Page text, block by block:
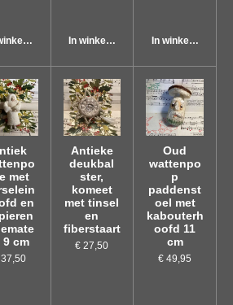
In winkelwagen In winkelwagen
met
en
9 cm
Antieke
deukbal
ster,
komeet
met tinsel
en
fiberstaart
€ 27,50
Oud
wattenpo
p
paddenst
oel met
kabouterh
oofd 11
cm
€ 49,95